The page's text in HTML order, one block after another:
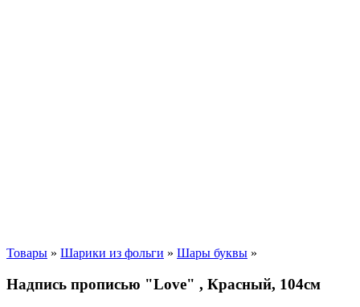
Товары » Шарики из фольги » Шары буквы »
Надпись прописью "Love" , Красный, 104см